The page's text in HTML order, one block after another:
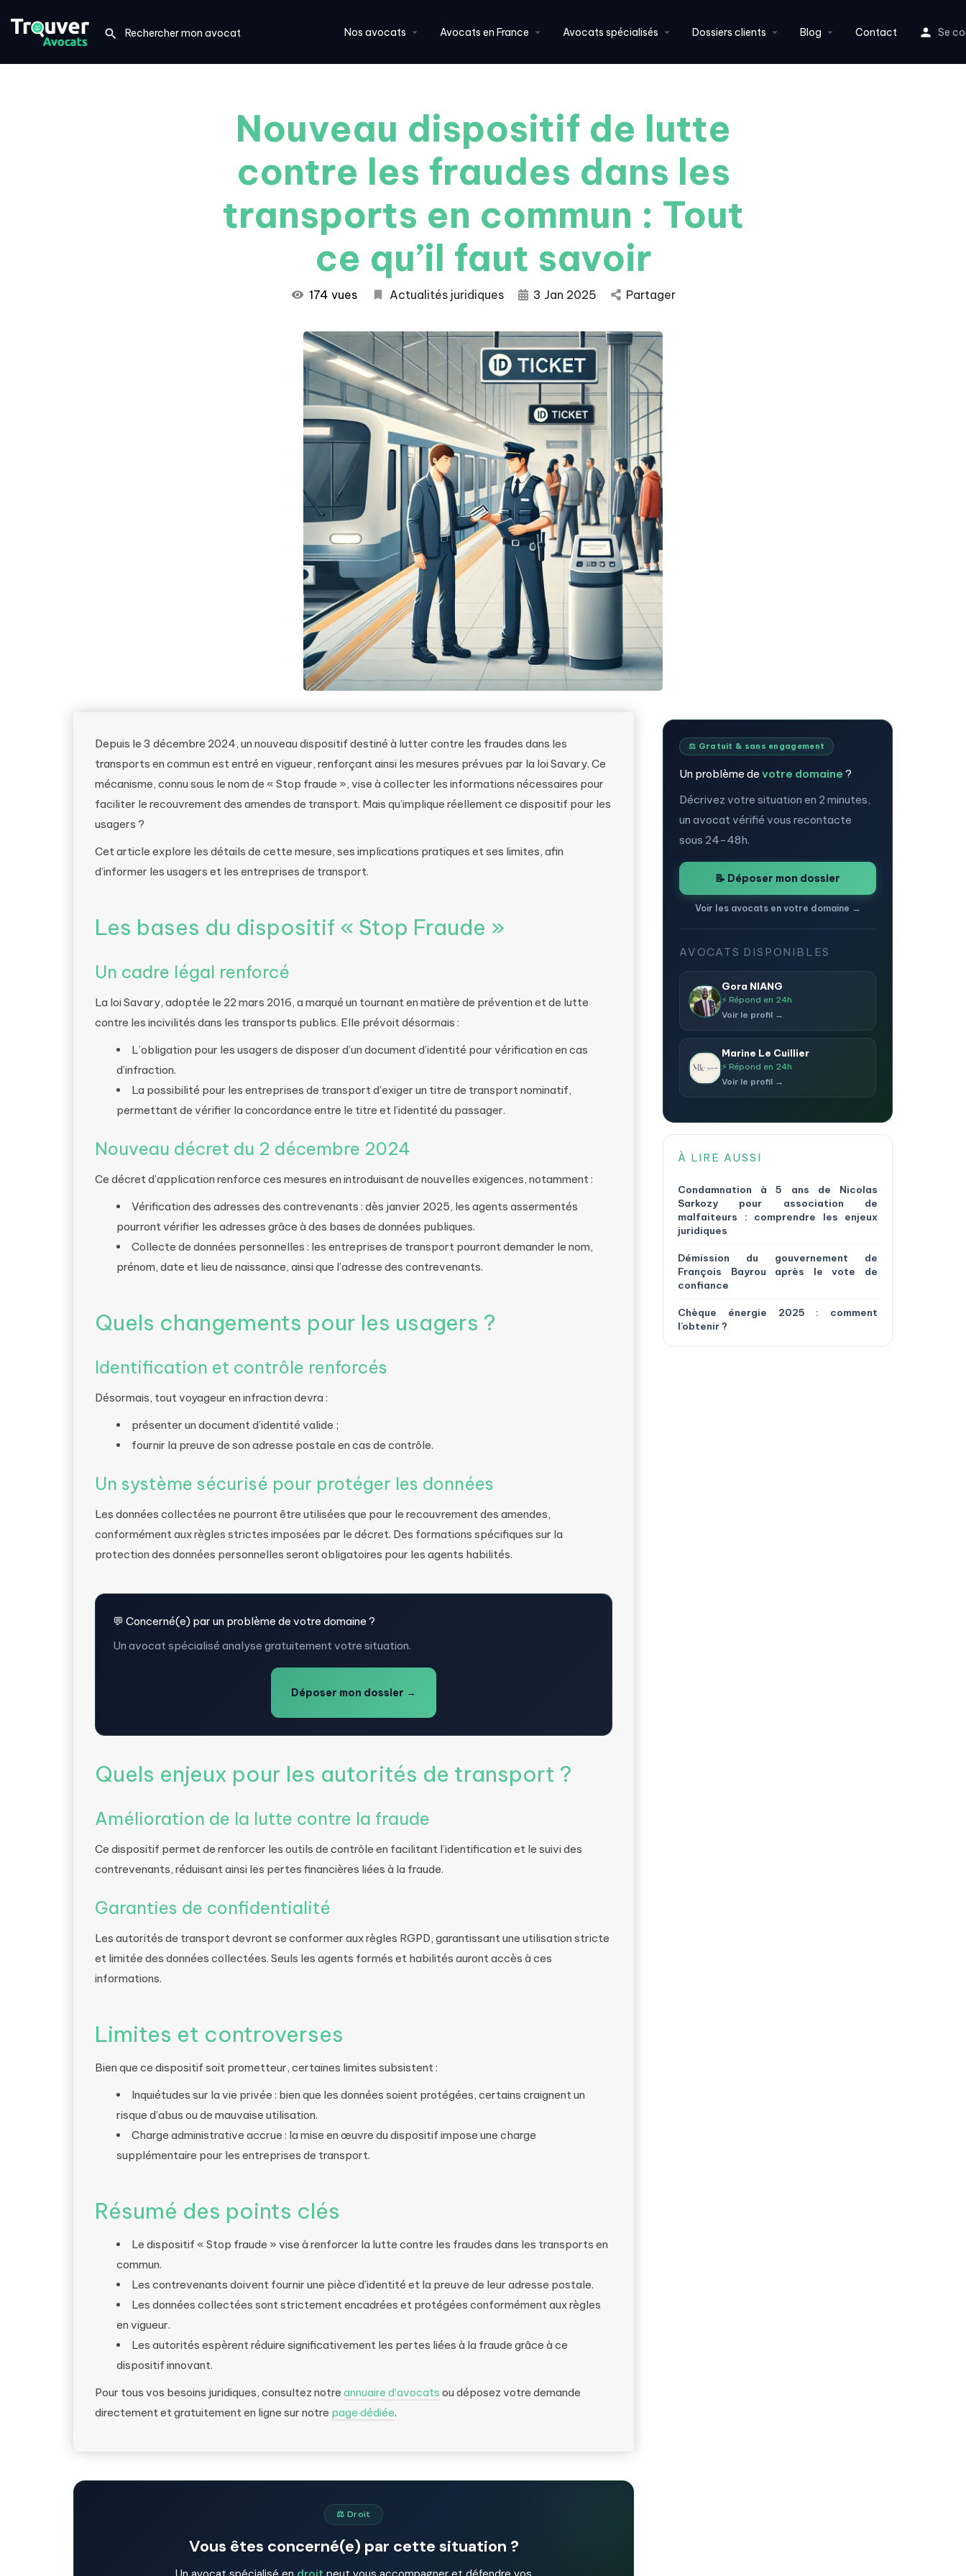
Nos avocats Avocats en France Avocats spécialisés Dossiers clients Blog Contact Se
Nouveau dispositif de lutte
contre les fraudes dans les
transports en commun : Tout
ce qu’il faut savoir
174 vues Actualités juridiques 3 Jan 2025 Partager
Depuis le 3 décembre 2024, un nouveau dispositif destiné à lutter contre les fraudes dans les
transports en commun est entré en vigueur, renforçant ainsi les mesures prévues par la loi Savary. Ce
mécanisme, connu sous le nom de « Stop fraude », vise à collecter les informations nécessaires pour
faciliter le recouvrement des amendes de transport. Mais qu’implique réellement ce dispositif pour les
usagers ?
Cet article explore les détails de cette mesure, ses implications pratiques et ses limites, afin
d’informer les usagers et les entreprises de transport.
Les bases du dispositif « Stop Fraude »
Un cadre légal renforcé
La loi Savary, adoptée le 22 mars 2016, a marqué un tournant en matière de prévention et de lutte
contre les incivilités dans les transports publics. Elle prévoit désormais :
L’obligation pour les usagers de disposer d’un document d’identité pour vérification en cas
d’infraction.
La possibilité pour les entreprises de transport d’exiger un titre de transport nominatif,
permettant de vérifier la concordance entre le titre et l’identité du passager.
Nouveau décret du 2 décembre 2024
Ce décret d’application renforce ces mesures en introduisant de nouvelles exigences, notamment :
Vérification des adresses des contrevenants : dès janvier 2025, les agents assermentés
pourront vérifier les adresses grâce à des bases de données publiques.
Collecte de données personnelles : les entreprises de transport pourront demander le nom,
prénom, date et lieu de naissance, ainsi que l’adresse des contrevenants.
Quels changements pour les usagers ?
Identification et contrôle renforcés
Désormais, tout voyageur en infraction devra :
présenter un document d’identité valide ;
fournir la preuve de son adresse postale en cas de contrôle.
Un système sécurisé pour protéger les données
Les données collectées ne pourront être utilisées que pour le recouvrement des amendes,
conformément aux règles strictes imposées par le décret. Des formations spécifiques sur la
protection des données personnelles seront obligatoires pour les agents habilités.
💬 Concerné(e) par un problème de votre domaine ?
Un avocat spécialisé analyse gratuitement votre situation.
Déposer mon dossier →
Quels enjeux pour les autorités de transport ?
Amélioration de la lutte contre la fraude
Ce dispositif permet de renforcer les outils de contrôle en facilitant l’identification et le suivi des
contrevenants, réduisant ainsi les pertes financières liées à la fraude.
Garanties de confidentialité
Les autorités de transport devront se conformer aux règles RGPD, garantissant une utilisation stricte
et limitée des données collectées. Seuls les agents formés et habilités auront accès à ces
informations.
Limites et controverses
Bien que ce dispositif soit prometteur, certaines limites subsistent :
Inquiétudes sur la vie privée : bien que les données soient protégées, certains craignent un
risque d’abus ou de mauvaise utilisation.
Charge administrative accrue : la mise en œuvre du dispositif impose une charge
supplémentaire pour les entreprises de transport.
Résumé des points clés
Le dispositif « Stop fraude » vise à renforcer la lutte contre les fraudes dans les transports en
commun.
Les contrevenants doivent fournir une pièce d’identité et la preuve de leur adresse postale.
Les données collectées sont strictement encadrées et protégées conformément aux règles
en vigueur.
Les autorités espèrent réduire significativement les pertes liées à la fraude grâce à ce
dispositif innovant.
Pour tous vos besoins juridiques, consultez notre annuaire d’avocats ou déposez votre demande
directement et gratuitement en ligne sur notre page dédiée.
⚖️ Droit
Vous êtes concerné(e) par cette situation ?
⚖️ Gratuit & sans engagement
Un problème de votre domaine ?
Décrivez votre situation en 2 minutes,
un avocat vérifié vous recontacte
sous 24-48h.
📝 Déposer mon dossier
Voir les avocats en votre domaine →
AVOCATS DISPONIBLES
Gora NIANG
⚡ Répond en 24h
Voir le profil →
Marine Le Cuillier
⚡ Répond en 24h
Voir le profil →
À LIRE AUSSI
Condamnation à 5 ans de Nicolas
Sarkozy pour association de
malfaiteurs : comprendre les enjeux
juridiques
Démission du gouvernement de
François Bayrou après le vote de
confiance
Chèque énergie 2025 : comment
l’obtenir ?